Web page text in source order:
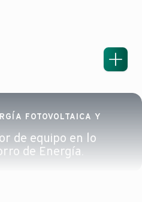
FOTOVOLTAICA Y
de equipo en lo
de Energía.